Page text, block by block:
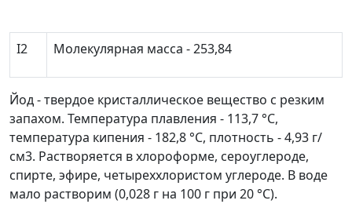
I2 Молекулярная масса - 253,84
Йод - твердое кристаллическое вещество с резким
запахом. Температура плавления - 113,7 °C,
температура кипения - 182,8 °С, плотность - 4,93 г/
см3. Растворяется в хлороформе, сероуглероде,
спирте, эфире, четыреххлористом углероде. В воде
мало растворим (0,028 г на 100 г при 20 °С).